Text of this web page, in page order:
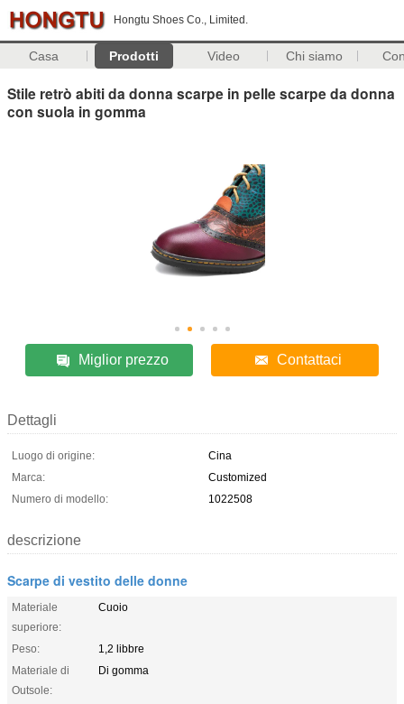
Hongtu Shoes Co., Limited.
Casa Prodotti Video Chi siamo
Stile retrò abiti da donna scarpe in pelle scarpe da donna
con suola in gomma
Miglior prezzo Contattaci
Dettagli
Luogo di origine:
Cina
Marca:
Customized
Numero di modello:
1022508
descrizione
Scarpe di vestito delle donne
Materiale
superiore:
Cuoio
Peso:
1,2 libbre
Materiale di
Outsole:
Di gomma